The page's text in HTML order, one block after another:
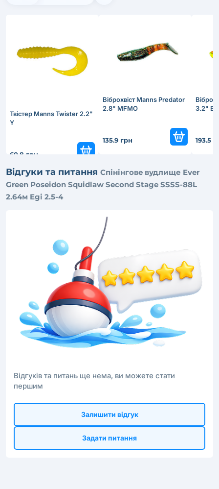
Твістер Manns Twister 2.2"
Y
60.8 грн
Віброхвіст Manns Predator
2.8" MFMO
135.9 грн
3.2"
193.5
Відгуки та питання Cпінінговe вудлище Ever
Green Poseidon Squidlaw Second Stage SSSS-88L
2.64м Egi 2.5-4
Відгуків та питань ще нема, ви можете стати
першим
Залишити відгук
Задати питання